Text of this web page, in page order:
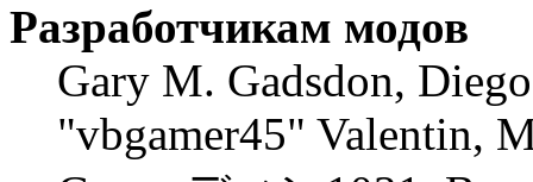
Разработчикам модов
Gary M. Gadsdon,
"vbgamer45" Valentin,